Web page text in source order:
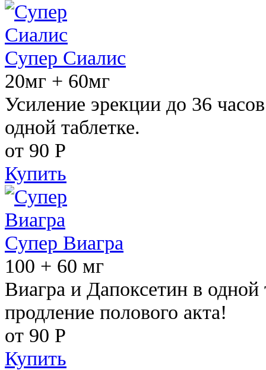
Супер Сиалис
20мг + 60мг
Усиление эрекции до 36
одной таблетке.
от 90 Р
Купить
Супер Виагра
100 + 60 мг
Виагра и Дапоксетин в одной
продление полового акта!
от 90 Р
Купить